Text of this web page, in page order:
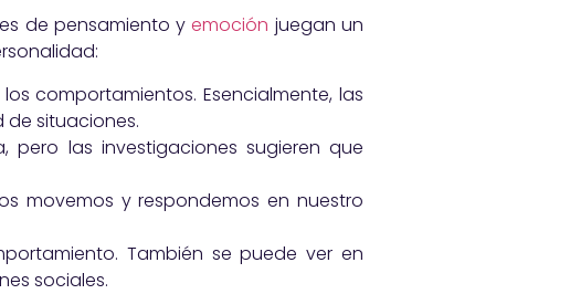
de pensamiento yemoción juegan un
comportamientos. Esencialmente, las
de situaciones.
pero las investigaciones sugieren que
movemos y respondemos en nuestro
También se puede ver en
sociales.